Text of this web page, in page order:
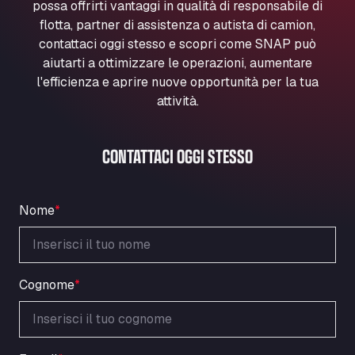
Marie-Curie-Straße 24, 68219
Aral Autohof Bockel
An der Autobahn 1, 27404
ARAL Autohof Bockenem
Oppelner Str. 1, 31167
ARAL Autohof Preis
GmbH
Obernburger Str. 127, 63811
Ardleigh South Services
a120 westbound, CO77SL
Area 47 Hermanos Rico
Autovia A4 km 47, 28300
Area de Servicio Agetrans
possa offrirti vantaggi in qualità di responsabile di
flotta, partner di assistenza o autista di camion,
contattaci oggi stesso e scopri come SNAP può
aiutarti a ottimizzare le operazioni, aumentare
l'efficienza e aprire nuove opportunità per la tua
attività.
CONTATTACI OGGI STESSO
Nome*
Cognome*